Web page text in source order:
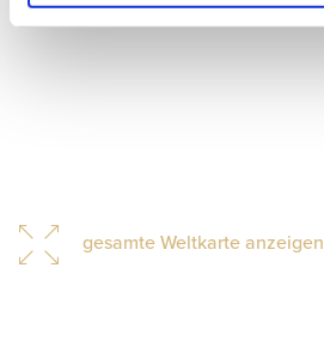
gesamte Weltkarte anzeigen